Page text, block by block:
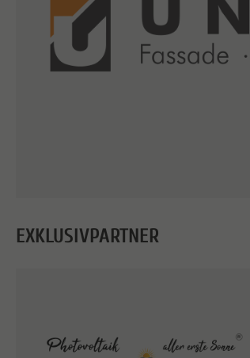
EXKLUSIVPARTNER